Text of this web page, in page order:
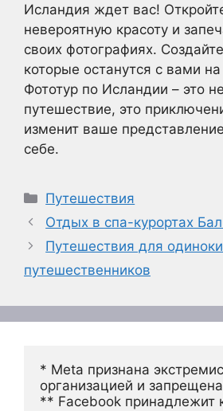
Исландия ждет вас!
невероятную красоту и
своих фотографиях.
которые останутся с вами
Фототур по Исландии – это
путешествие, это
изменит ваше
себе.
Рубрики
Путешествия
Отдых в спа-курортах
Путешествия для
путешественников
* Meta признана
организацией и
** Facebook принадлежит